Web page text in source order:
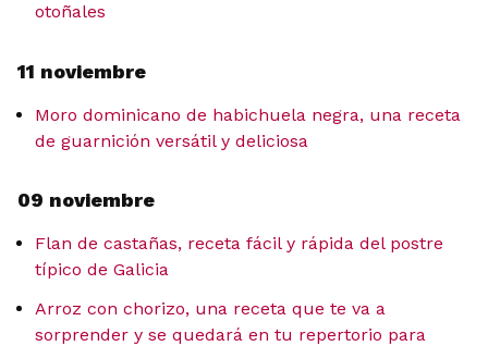
otoñales
11 noviembre
Moro dominicano de habichuela negra, una receta
de guarnición versátil y deliciosa
09 noviembre
Flan de castañas, receta fácil y rápida del postre
típico de Galicia
Arroz con chorizo, una receta que te va a
sorprender y se quedará en tu repertorio para